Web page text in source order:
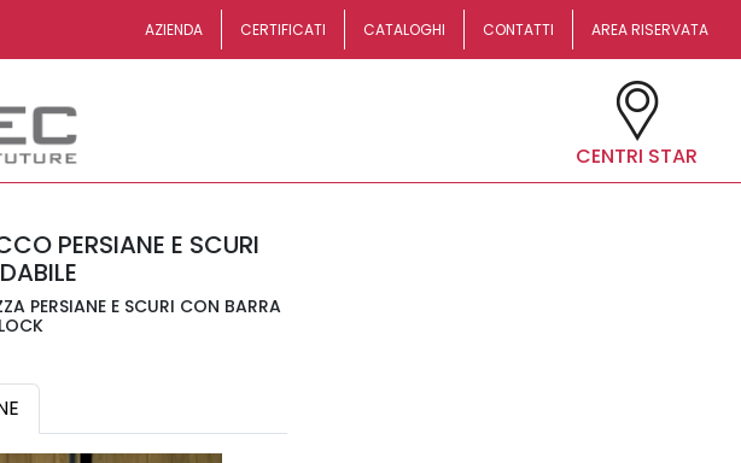
AZIENDA CERTIFICATI CATALOGHI CONTATTI AREA RISERVATA
CENTRI STAR
PERSIANE E SCURI
PERSIANE E SCURI CON BARRA